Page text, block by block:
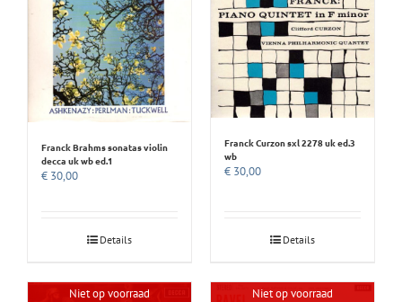
Franck Brahms sonatas violin
decca uk wb ed.1
€ 30,00
Details
Franck Curzon sxl 2278 uk ed.3
wb
€ 30,00
Details
Niet op voorraad Niet op voorraad